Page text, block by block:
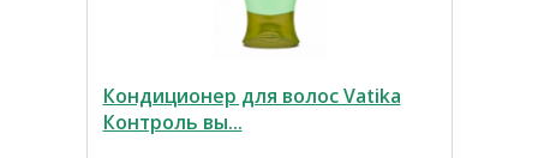
Кондиционер для волос Vatika
Контроль вы...